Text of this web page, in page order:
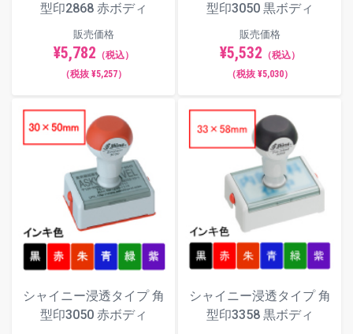
型印2868 赤ボディ
販売価格
¥5,782 （税込）
（税抜 ¥5,257）
型印3050 黒ボディ
販売価格
¥5,532 （税込）
（税抜 ¥5,030）
シャイニー浸透タイプ 角
型印3050 赤ボディ
シャイニー浸透タイプ 角
型印3358 黒ボディ